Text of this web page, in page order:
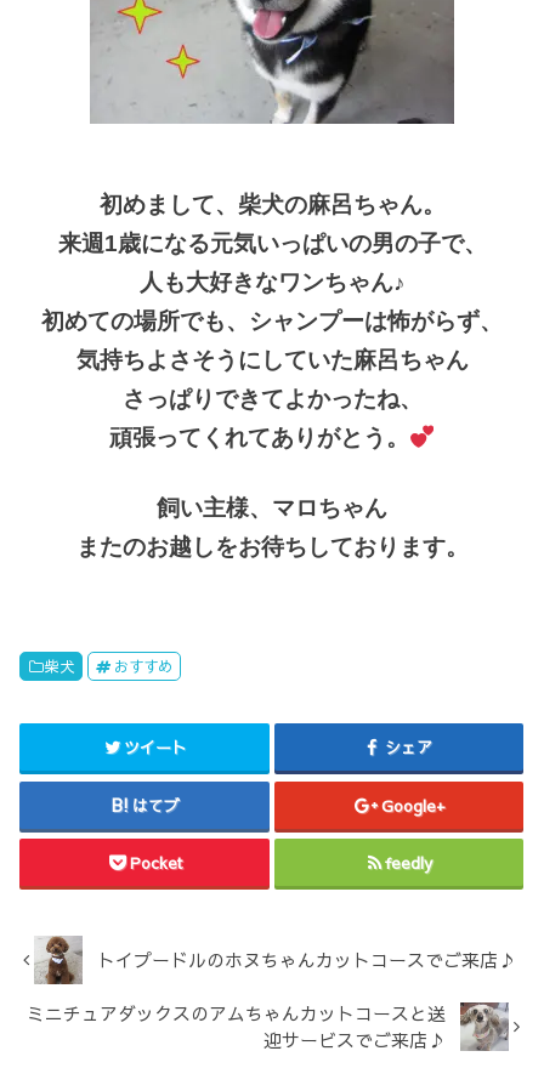
初めまして、柴犬の麻呂ちゃん。
来週1歳になる元気いっぱいの男の子で、
人も大好きなワンちゃん♪
初めての場所でも、シャンプーは怖がらず、
気持ちよさそうにしていた麻呂ちゃん
さっぱりできてよかったね、
頑張ってくれてありがとう。
飼い主様、マロちゃん
またのお越しをお待ちしております。
柴犬 おすすめ
ツイート シェア
はてブ Google+
Pocket feedly
トイプードルのホヌちゃんカットコースでご来店♪
ミニチュアダックスのアムちゃんカットコースと送
迎サービスでご来店♪